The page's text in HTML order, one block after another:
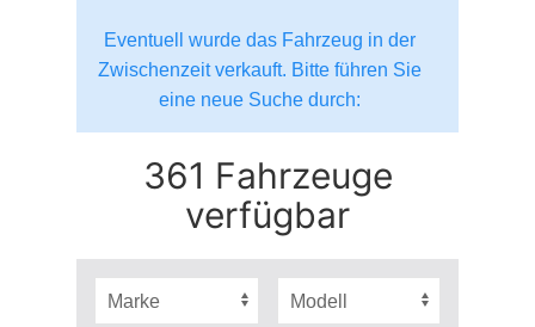
Eventuell wurde das Fahrzeug in der
Zwischenzeit verkauft. Bitte führen Sie
eine neue Suche durch:
361 Fahrzeuge
verfügbar